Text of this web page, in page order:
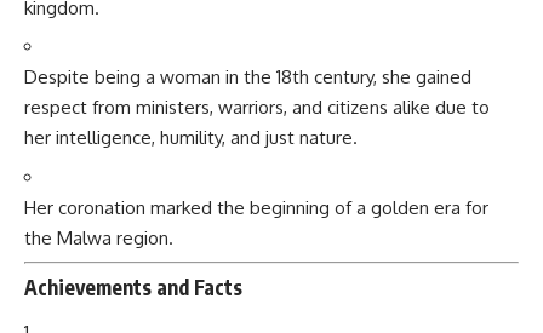
kingdom.
Despite being a woman in the 18th century, she gained
respect from ministers, warriors, and citizens alike due to
her intelligence, humility, and just nature.
Her coronation marked the beginning of a golden era for
the Malwa region.
Achievements and Facts